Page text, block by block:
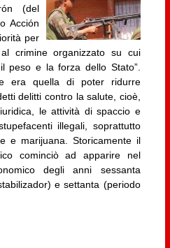
(del
Acción
per
crimine organizzato su cui
peso e la forza dello Stato”.
era quella di poter ridurre
delitti contro la salute, cioè,
le attività di spaccio e
illegali, soprattutto
e marijuana. Storicamente il
cominciò ad apparire nel
degli anni sessanta
e settanta (periodo